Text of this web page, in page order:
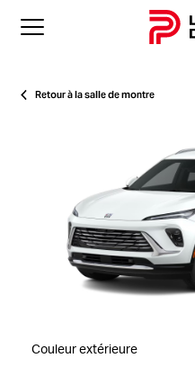
Retour à la salle de montre
Couleur extérieure